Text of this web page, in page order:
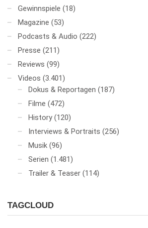
Gewinnspiele (18)
Magazine (53)
Podcasts & Audio (222)
Presse (211)
Reviews (99)
Videos (3.401)
Dokus & Reportagen (187)
Filme (472)
History (120)
Interviews & Portraits (256)
Musik (96)
Serien (1.481)
Trailer & Teaser (114)
TAGCLOUD